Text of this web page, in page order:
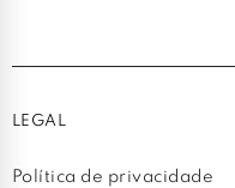
LEGAL
Política de privacidade